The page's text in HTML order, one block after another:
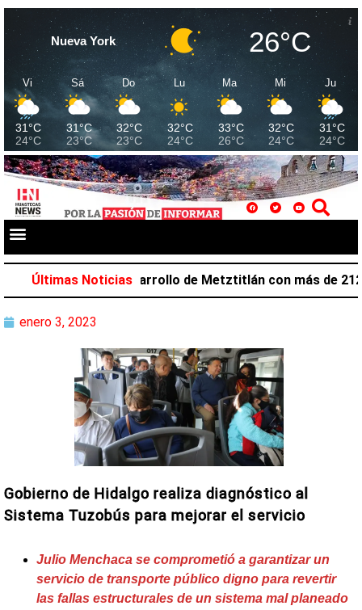
Nueva York 26°C
Vi
31°C
24°C
Sá
31°C
23°C
Do
32°C
23°C
Lu
32°C
24°C
Ma
33°C
26°C
Mi
32°C
24°C
Ju
31°C
24°C
Últimas Noticias
favorece desarrollo de Metztitlán con más de 212
enero 3, 2023
Gobierno de Hidalgo realiza diagnóstico al
Sistema Tuzobús para mejorar el servicio
Julio Menchaca se comprometió a garantizar un
servicio de transporte público digno para revertir
las fallas estructurales de un sistema mal planeado